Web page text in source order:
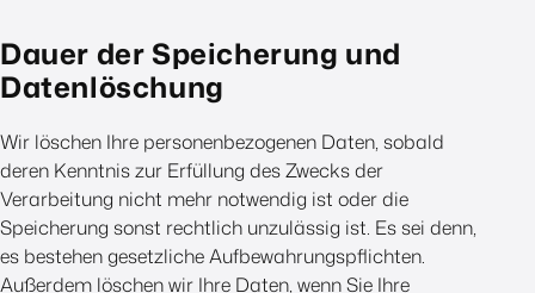
Dauer der Speicherung und
Datenlöschung
Wir löschen Ihre personenbezogenen Daten, sobald
deren Kenntnis zur Erfüllung des Zwecks der
Verarbeitung nicht mehr notwendig ist oder die
Speicherung sonst rechtlich unzulässig ist. Es sei denn,
es bestehen gesetzliche Aufbewahrungspflichten.
Außerdem löschen wir Ihre Daten, wenn Sie Ihre